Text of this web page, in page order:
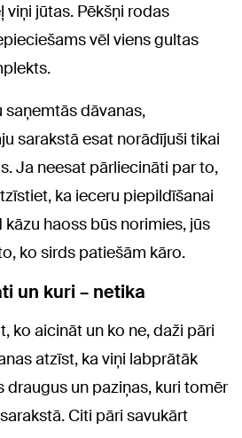
jūtas. Pēkšņi rodas
vēl viens gultas
saņemtās dāvanas,
sarakstā esat norādījuši tikai
Ja neesat pārliecināti par to,
ka ieceru piepildīšanai
haoss būs norimies, jūs
ko sirds patiešām kāro.
un kuri – netika
ko aicināt un ko ne, daži pāri
atzīst, ka viņi labprātāk
draugus un paziņas, kuri tomēr
Citi pāri savukārt